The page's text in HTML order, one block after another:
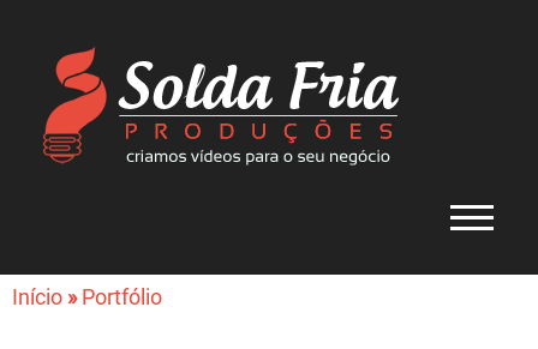
Início»Portfólio